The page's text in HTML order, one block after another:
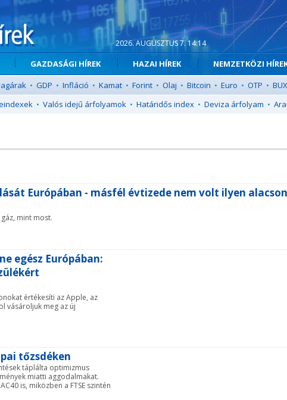
2026. AUGUSZTUS 7. 14:14
GAZDASÁGI HÍREK HAZAI HÍREK NEMZETKÖZI
• GDP • Infláció • Kamat • Forint • Olaj • Bitcoin • Euro • OTP • BUX
• Valós idejű árfolyamok • Határidős index • Deviza árfolyam •
Európában - másfél évtizede nem volt ilyen
mint most.
egész Európában:
értékesíti az Apple, az
vásároljuk meg az új
tőzsdéken
táplálta optimizmus
miatti aggodalmakat.
is, miközben a FTSE szintén